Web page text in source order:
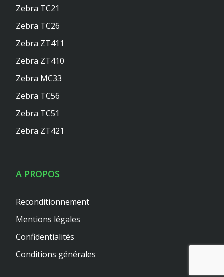
Zebra TC21
Zebra TC26
Zebra ZT411
Zebra ZT410
Zebra MC33
Zebra TC56
Zebra TC51
Zebra ZT421
A PROPOS
Reconditionnement
Mentions légales
Confidentialités
Conditions générales